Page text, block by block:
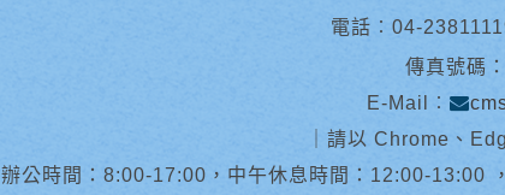
電話︰ 04-
傳真號碼
E-Mail︰
請以 Chrome、
辦公時間：8:00-17:00，中午休息時間：12:00-13:00